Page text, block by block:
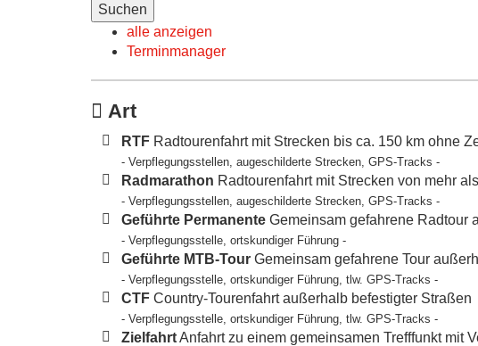
alle anzeigen
Terminmanager
Art
RTF Radtourenfahrt mit Strecken bis ca. 150 km ohne
- Verpflegungsstellen, augeschilderte Strecken, GPS-Tracks -
Radmarathon Radtourenfahrt mit Strecken von mehr
- Verpflegungsstellen, augeschilderte Strecken, GPS-Tracks -
Geführte Permanente Gemeinsam gefahrene Radtour
- Verpflegungsstelle, ortskundiger Führung -
Geführte MTB-Tour Gemeinsam gefahrene Tour
- Verpflegungsstelle, ortskundiger Führung, tlw. GPS-Tracks -
CTF Country-Tourenfahrt außerhalb befestigter Straßen
- Verpflegungsstelle, ortskundiger Führung, tlw. GPS-Tracks -
ZielfahrtAnfahrt zu einem gemeinsamen Trefffunkt mit